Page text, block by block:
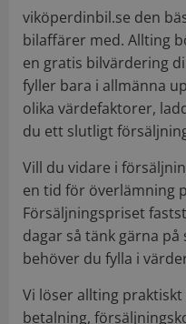
viköperdinbil.se den
bilaffärer med. Allting
en gratis bilvärdering
fyller bara i allmänna
olika värdefaktorer,
du ett slutligt
Vill du vidare i
en tid för överlämning
Försäljningspriset
dagar så tänk gärna
behöver du fylla i
Vi löser allting
betalning,